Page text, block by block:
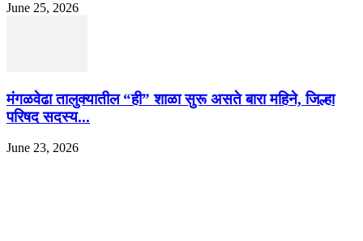
June 25, 2026
मंगळवेढा तालुक्यातील “ही” शाळा सुरू असते बारा महिने, जिल्हा
परिषद सदस्य...
June 23, 2026